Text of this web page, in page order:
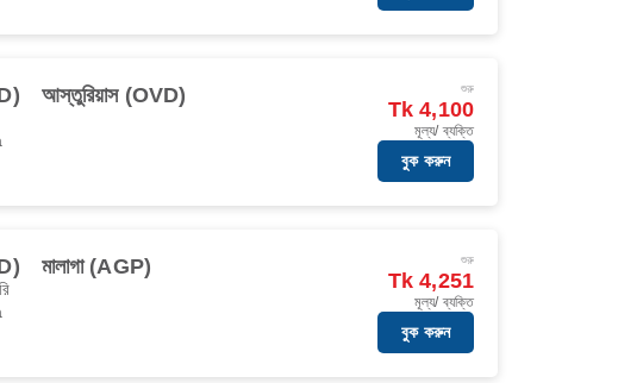
আস্তুরিয়াস (OVD) শুরু
Tk 4,100
মূল্য/ ব্যক্তি
বুক করুন
মালাগা (AGP) শুরু
Tk 4,251
মূল্য/ ব্যক্তি
বুক করুন